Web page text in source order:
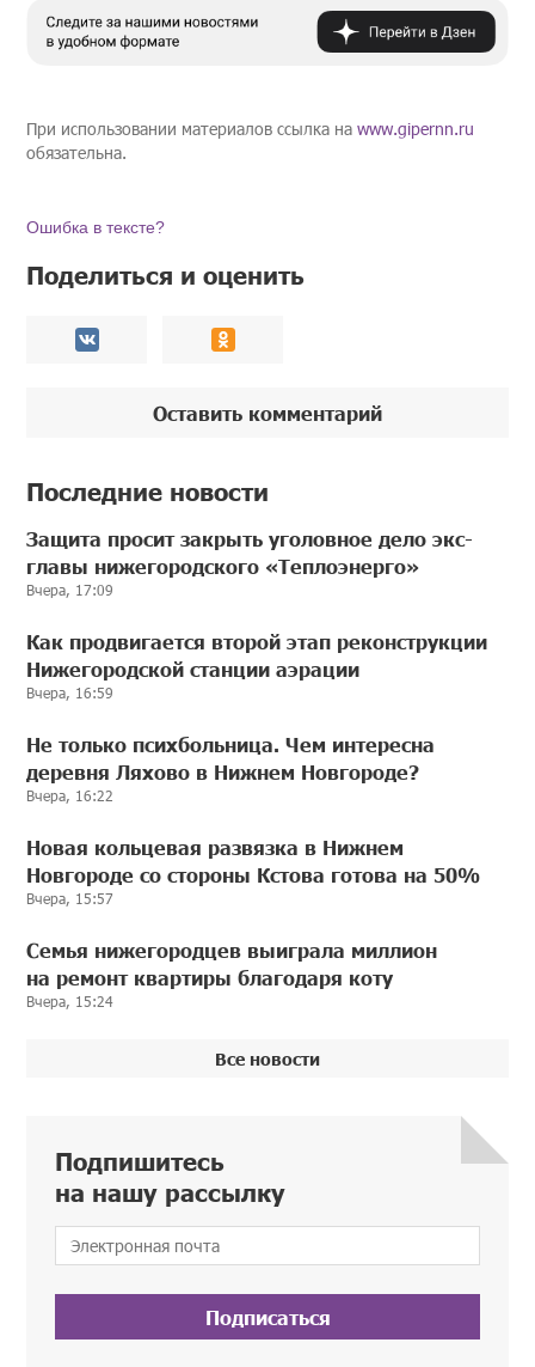
При использовании материалов ссылка наwww.gipernn.ru
обязательна.
Ошибка в тексте?
Поделиться и оценить
Оставить комментарий
Последние новости
Защита просит закрыть уголовное дело экс-
главы нижегородского «Теплоэнерго»
Вчера, 17:09
Как продвигается второй этап реконструкции
Нижегородской станции аэрации
Вчера, 16:59
Не только психбольница. Чем интересна
деревня Ляхово в Нижнем Новгороде?
Вчера, 16:22
Новая кольцевая развязка в Нижнем
Новгороде со стороны Кстова готова на 50%
Вчера, 15:57
Семья нижегородцев выиграла миллион
на ремонт квартиры благодаря коту
Вчера, 15:24
Все новости
Подпишитесь
на нашу рассылку
Подписаться